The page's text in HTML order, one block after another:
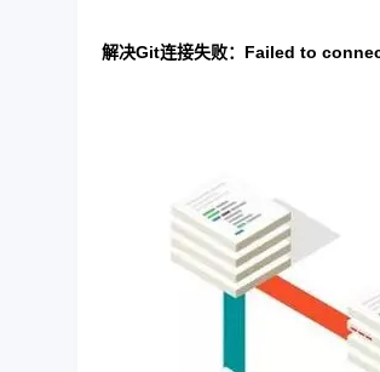
解决Git连接失败：Failed to